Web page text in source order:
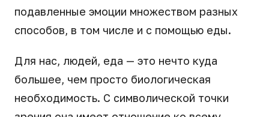
подавленные эмоции множеством разных
способов, в том числе и с помощью еды.
Для нас, людей, еда — это нечто куда
большее, чем просто биологическая
необходимость. С символической точки